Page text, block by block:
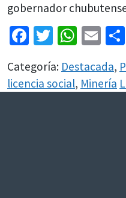
gobernador
Facebook
Twitter
Categoría: Destacada,
licencia social, Minería